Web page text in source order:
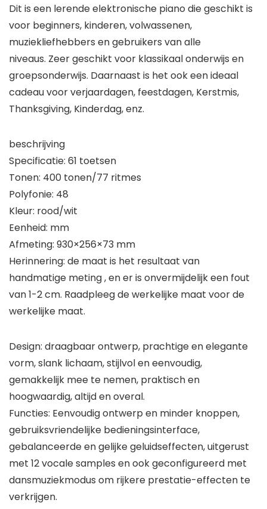
Dit is een lerende elektronische piano die geschikt is
voor beginners, kinderen, volwassenen,
muziekliefhebbers en gebruikers van alle
niveaus. Zeer geschikt voor klassikaal onderwijs en
groepsonderwijs. Daarnaast is het ook een ideaal
cadeau voor verjaardagen, feestdagen, Kerstmis,
Thanksgiving, Kinderdag, enz.
beschrijving
Specificatie: 61 toetsen
Tonen: 400 tonen/77 ritmes
Polyfonie: 48
Kleur: rood/wit
Eenheid: mm
Afmeting: 930×256×73 mm
Herinnering: de maat is het resultaat van
handmatige meting , en er is onvermijdelijk een fout
van 1-2 cm. Raadpleeg de werkelijke maat voor de
werkelijke maat.
Design: draagbaar ontwerp, prachtige en elegante
vorm, slank lichaam, stijlvol en eenvoudig,
gemakkelijk mee te nemen, praktisch en
hoogwaardig, altijd en overal.
Functies: Eenvoudig ontwerp en minder knoppen,
gebruiksvriendelijke bedieningsinterface,
gebalanceerde en gelijke geluidseffecten, uitgerust
met 12 vocale samples en ook geconfigureerd met
dansmuziekmodus om rijkere prestatie-effecten te
verkrijgen.